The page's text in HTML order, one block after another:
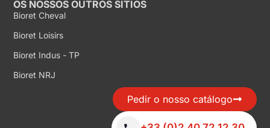
OS NOSSOS OUTROS SÍTIOS
Bioret Cheval
Bioret Loisirs
Bioret Indus - TP
Bioret NRJ
Pedir o nosso catálogo